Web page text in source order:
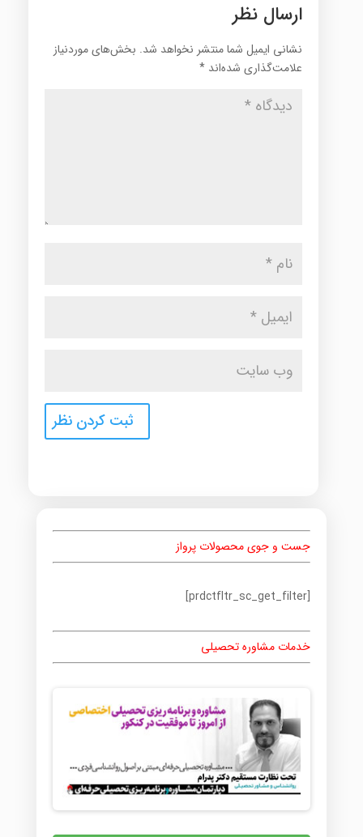
ارسال نظر
نشانی ایمیل شما منتشر نخواهد شد. بخش‌های موردنیاز
علامت‌گذاری شده‌اند *
جست و جوی محصولات پرواز
[prdctfltr_sc_get_filter]
خدمات مشاوره تحصیلی